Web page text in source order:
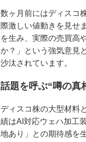
数ヶ月前にはディスコ
際激しい値動きを見せ
を生み、実際の売買高
か？」という強気意見
沙汰されています。
話題を呼ぶ“噂の真
ディスコ株の大型材料
績はAI対応ウェハ加工
地あり」との期待感を